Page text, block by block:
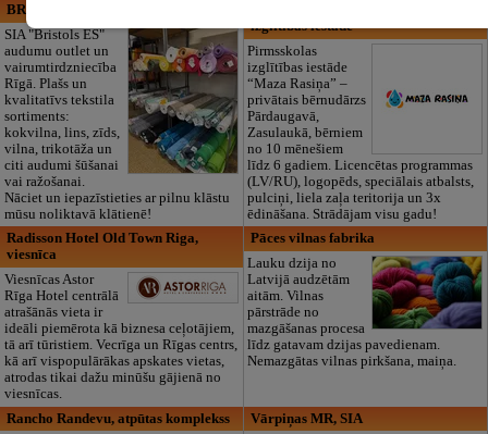
BRISTOLS ES, SIA
SIA "Bristols ES"
audumu outlet un
vairumtirdzniecība
Rīgā. Plašs un
kvalitatīvs tekstila
sortiments:
kokvilna, lins, zīds,
vilna, trikotāža un
citi audumi šūšanai
vai ražošanai.
Nāciet un iepazīstieties ar pilnu klāstu
mūsu noliktavā klātienē!
izglītības iestāde
Pirmsskolas
izglītības iestāde
“Maza Rasiņa” –
privātais bērnudārzs
Pārdaugavā,
Zasulaukā, bērniem
no 10 mēnešiem
līdz 6 gadiem. Licencētas programmas
(LV/RU), logopēds, speciālais atbalsts,
pulciņi, liela zaļa teritorija un 3x
ēdināšana. Strādājam visu gadu!
Radisson Hotel Old Town Riga,
viesnīca
Viesnīcas Astor
Rīga Hotel centrālā
atrašānās vieta ir
ideāli piemērota kā biznesa ceļotājiem,
tā arī tūristiem. Vecrīga un Rīgas centrs,
kā arī vispopulārākas apskates vietas,
atrodas tikai dažu minūšu gājienā no
viesnīcas.
Pāces vilnas fabrika
Lauku dzija no
Latvijā audzētām
aitām. Vilnas
pārstrāde no
mazgāšanas procesa
līdz gatavam dzijas pavedienam.
Nemazgātas vilnas pirkšana, maiņa.
Rancho Randevu, atpūtas komplekss
Vārpiņas MR, SIA